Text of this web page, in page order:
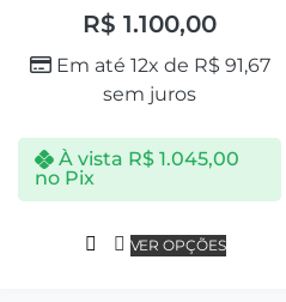
R$ 1.100,00
Em até 12x de R$ 91,67
sem juros
À vista R$1.045,00
no Pix
VER OPÇÕES